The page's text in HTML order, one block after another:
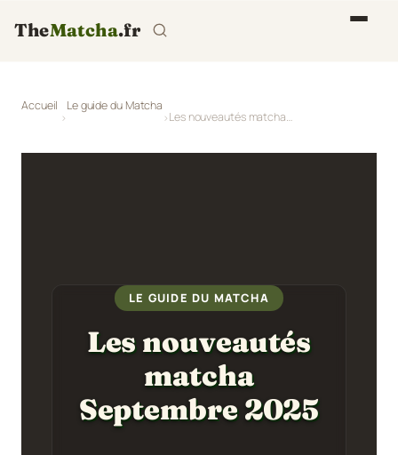
TheMatcha.fr
Accueil Le guide du Matcha
Les nouveautés matcha Septembre 2025
LE GUIDE DU MATCHA
Les nouveautés
matcha
Septembre 2025